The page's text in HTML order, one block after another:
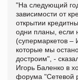
"На следующий
зависимости от
открытии
одни планы, если
(супермаркетов –
которые мы
достроим", -
Игорь Баленко в
форума "Сетевой